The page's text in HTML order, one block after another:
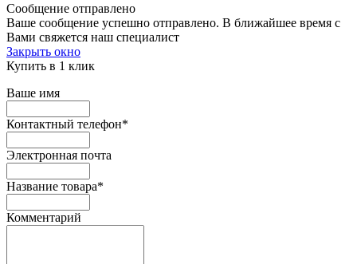
Сообщение отправлено
Ваше сообщение успешно отправлено. В ближайшее время с
Вами свяжется наш специалист
Закрыть окно
Купить в 1 клик
Ваше имя
Контактный телефон*
Электронная почта
Название товара*
Комментарий